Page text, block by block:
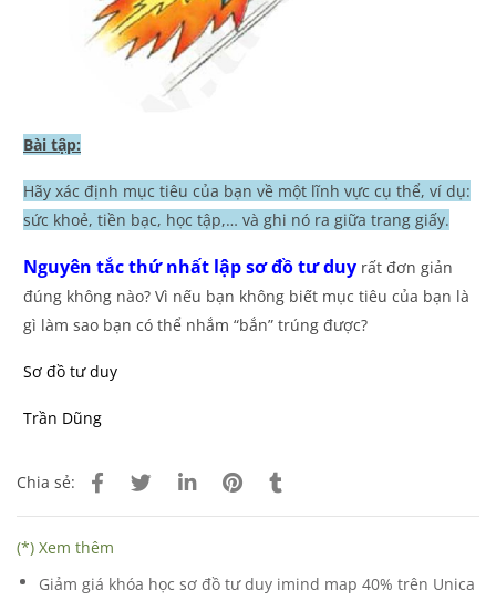
Bài tập:
Hãy xác định mục tiêu của bạn về một lĩnh vực cụ thể, ví dụ:
sức khoẻ, tiền bạc, học tập,… và ghi nó ra giữa trang giấy.
Nguyên tắc thứ nhất lập sơ đồ tư duy rất đơn giản
đúng không nào? Vì nếu bạn không biết mục tiêu của bạn là
gì làm sao bạn có thể nhắm “bắn” trúng được?
Sơ đồ tư duy
Trần Dũng
Chia sẻ:
(*) Xem thêm
Giảm giá khóa học sơ đồ tư duy imind map 40% trên Unica